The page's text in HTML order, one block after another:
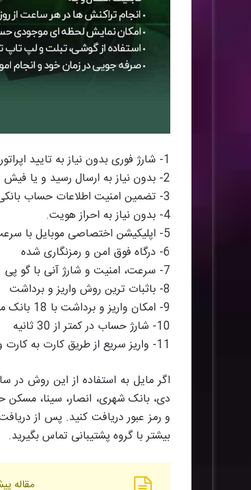
1- شارژ فوری بدون نیاز به تایید اپراتور
2- بدون نیاز به ارسال رسید و یا فیش واریزی بانکی
3- تضمین امنیت اطلاعات حساب بانکی شخصی شما توسط جدیدترین سیستم های رمزگذاری
4- بدون نیاز به احراز هویت.
5- اپلیکیشن اختصاصی موبایل با سرعت بالا
6- درگاه فوق امن و رمزنگاری شده
7- سرعت، امنیت و شارژ آنی با گو پی
8- باثبات‌ ترین روش واریز و‌ برداشت
9- امکان واریز و‌ برداشت با 18 بانک معتبر ایرانی
10- شارژ حساب در کمتر از 30 ثانیه
11- واریز سریع از طریق کارت به کارت و‌ حساب به حساب
اگر مایل به استفاده از این روش
دی، بانک شهری، انصار، سینا، مسکن
و رمز عبور دریافت کنید. پس از
بیشتر با گروه پشتیبانی تماس بگیرید.
مقاله